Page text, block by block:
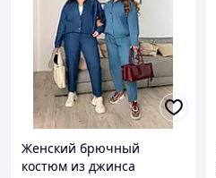
Женский брючный
костюм из джинса